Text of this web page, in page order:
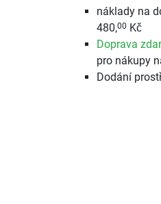
náklady na
480,00 Kč
Doprava
pro nákupy
Dodání